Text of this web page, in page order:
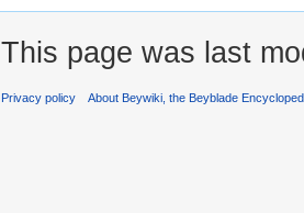
This page was last
Privacy policy About Beywiki, the Beyblade